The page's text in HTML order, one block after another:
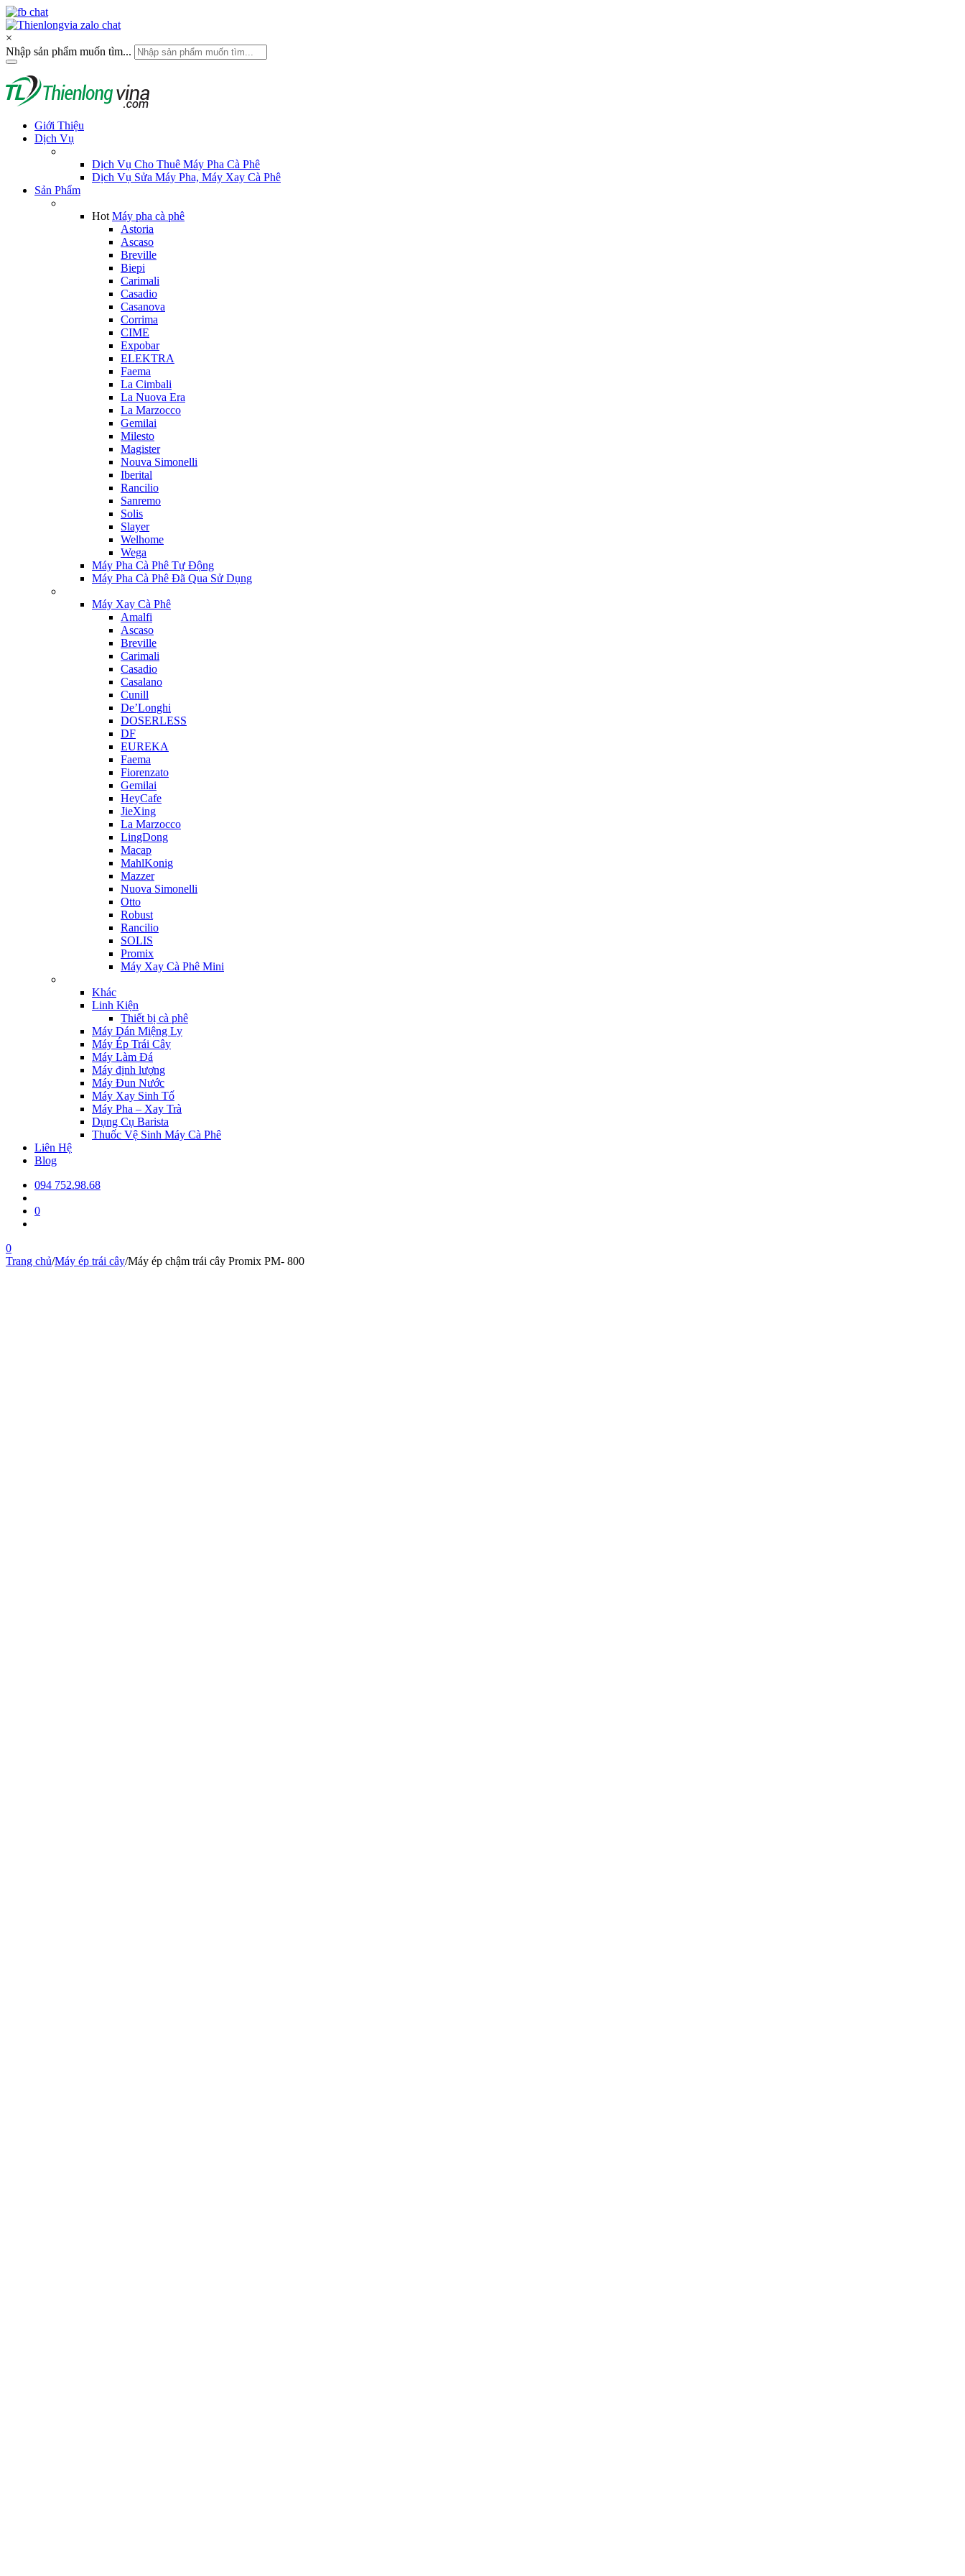
×
Nhập sản phẩm muốn tìm...
Giới Thiệu
Dịch Vụ
Dịch Vụ Cho Thuê Máy Pha Cà Phê
Dịch Vụ Sửa Máy Pha, Máy Xay Cà Phê
Sản Phẩm
Hot Máy pha cà phê
Astoria
Ascaso
Breville
Biepi
Carimali
Casadio
Casanova
Corrima
CIME
Expobar
ELEKTRA
Faema
La Cimbali
La Nuova Era
La Marzocco
Gemilai
Milesto
Magister
Nouva Simonelli
Iberital
Rancilio
Sanremo
Solis
Slayer
Welhome
Wega
Máy Pha Cà Phê Tự Động
Máy Pha Cà Phê Đã Qua Sử Dụng
Máy Xay Cà Phê
Amalfi
Ascaso
Breville
Carimali
Casadio
Casalano
Cunill
De’Longhi
DOSERLESS
DF
EUREKA
Faema
Fiorenzato
Gemilai
HeyCafe
JieXing
La Marzocco
LingDong
Macap
MahlKonig
Mazzer
Nuova Simonelli
Otto
Robust
Rancilio
SOLIS
Promix
Máy Xay Cà Phê Mini
Khác
Linh Kiện
Thiết bị cà phê
Máy Dán Miệng Ly
Máy Ép Trái Cây
Máy Làm Đá
Máy định lượng
Máy Đun Nước
Máy Xay Sinh Tố
Máy Pha – Xay Trà
Dụng Cụ Barista
Thuốc Vệ Sinh Máy Cà Phê
Liên Hệ
Blog
094 752.98.68
0
0
Trang chủ/Máy ép trái cây/Máy ép chậm trái cây Promix PM- 800